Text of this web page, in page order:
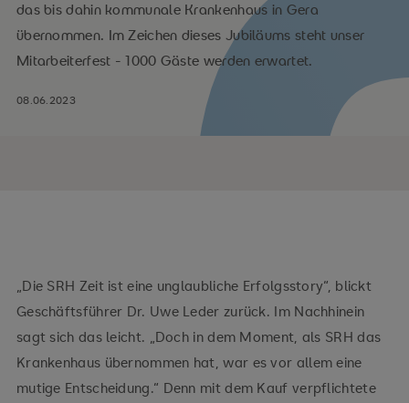
das bis dahin kommunale Krankenhaus in Gera
übernommen. Im Zeichen dieses Jubiläums steht unser
Mitarbeiterfest - 1000 Gäste werden erwartet.
08.06.2023
„Die SRH Zeit ist eine unglaubliche Erfolgsstory“, blickt
Geschäftsführer Dr. Uwe Leder zurück. Im Nachhinein
sagt sich das leicht. „Doch in dem Moment, als SRH das
Krankenhaus übernommen hat, war es vor allem eine
mutige Entscheidung.“ Denn mit dem Kauf verpflichtete